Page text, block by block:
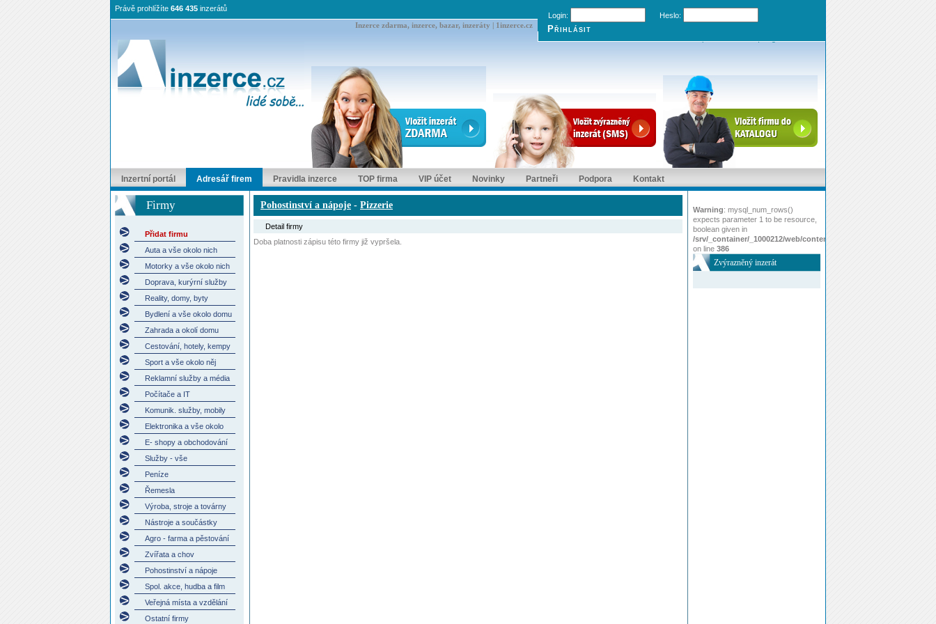
Inzerce zdarma, inzerce, bazar, inzeráty | 1inzerce.cz
Právě prohlížíte 646 435 inzerátů
Login:
Heslo:
Inzertní portál Adresář firem Pravidla inzerce TOP firma VIP účet Novinky Partneři Podpora Kontakt
Firmy
Přidat firmu
Auta a vše okolo nich
Motorky a vše okolo nich
Doprava, kurýrní služby
Reality, domy, byty
Bydlení a vše okolo domu
Zahrada a okolí domu
Cestování, hotely, kempy
Sport a vše okolo něj
Reklamní služby a média
Počítače a IT
Komunik. služby, mobily
Elektronika a vše okolo
E- shopy a obchodování
Služby - vše
Peníze
Řemesla
Výroba, stroje a továrny
Nástroje a součástky
Agro - farma a pěstování
Zvířata a chov
Pohostinství a nápoje
Spol. akce, hudba a film
Veřejná místa a vzdělání
Ostatní firmy
Pohostinství a nápoje - Pizzerie
Detail firmy
Doba platnosti zápisu této firmy již vypršela.
Warning: mysql_num_rows()
expects parameter 1 to be resource,
boolean given in
/srv/_container/_1000212/web/content/www/index.php
on line 386
Zvýrazněný inzerát